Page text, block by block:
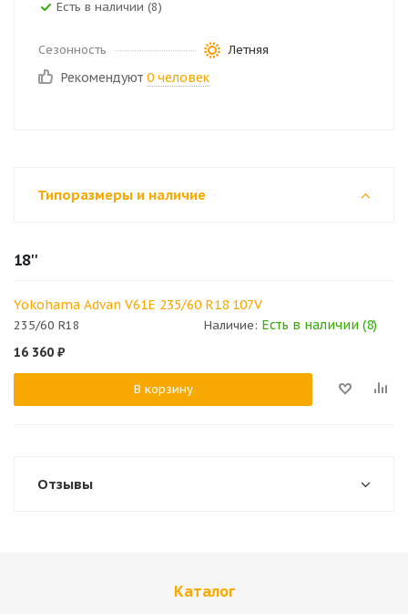
Есть в наличии (8)
Сезонность Летняя
Рекомендуют 0 человек
Типоразмеры и наличие
18''
Yokohama Advan V61E 235/60 R18 107V
235/60 R18 Наличие: Есть в наличии (8)
16 360 ₽
В корзину
Отзывы
Каталог